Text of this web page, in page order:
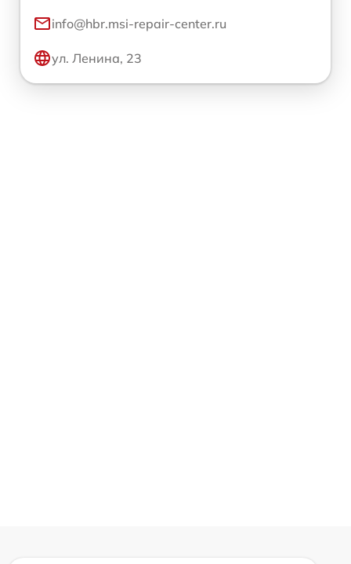
info@hbr.msi-repair-center.ru
ул. Ленина, 23